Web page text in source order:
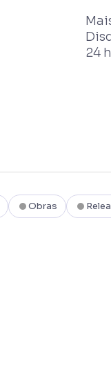
24
Obras